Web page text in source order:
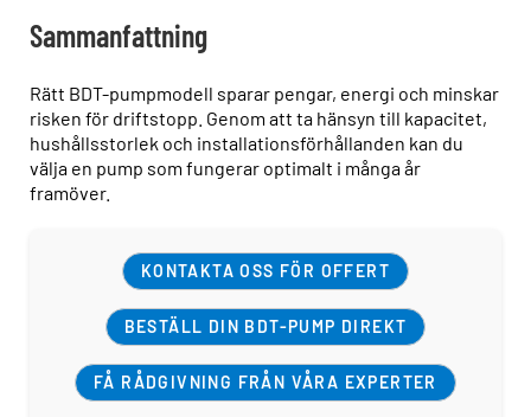
Sammanfattning
Rätt BDT-pumpmodell sparar pengar, energi och minskar
risken för driftstopp. Genom att ta hänsyn till kapacitet,
hushållsstorlek och installationsförhållanden kan du
välja en pump som fungerar optimalt i många år
framöver.
KONTAKTA OSS FÖR OFFERT
BESTÄLL DIN BDT-PUMP DIREKT
FÅ RÅDGIVNING FRÅN VÅRA EXPERTER